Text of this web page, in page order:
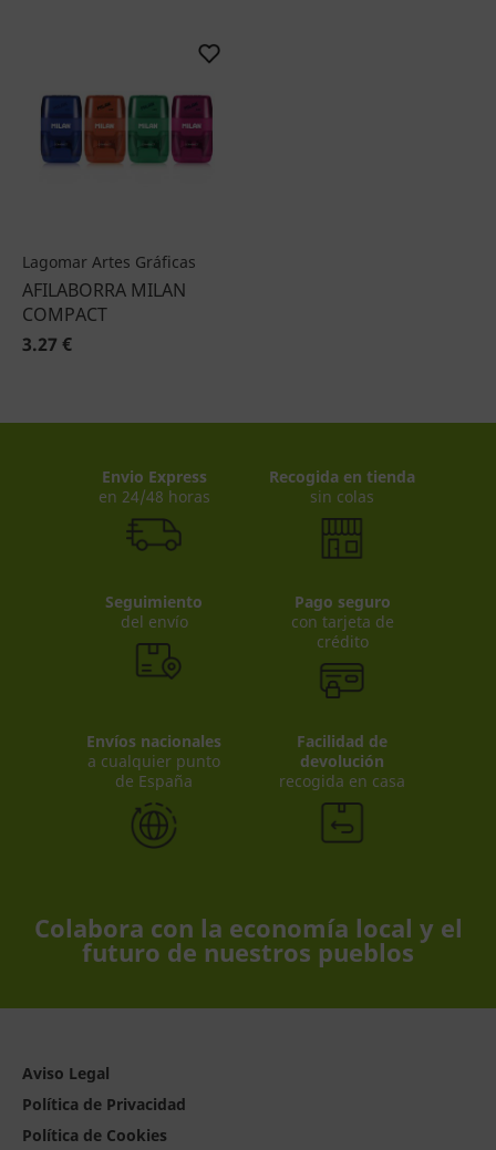
Lagomar Artes Gráficas
AFILABORRA MILAN
COMPACT
3.27 €
Envio Express
en 24/48 horas
Recogida en tienda
sin colas
Seguimiento
del envío
Pago seguro
con tarjeta de
crédito
Envíos nacionales
a cualquier punto
de España
Facilidad de
devolución
recogida en casa
Colabora con la economía local y el
futuro de nuestros pueblos
Aviso Legal
Política de Privacidad
Política de Cookies